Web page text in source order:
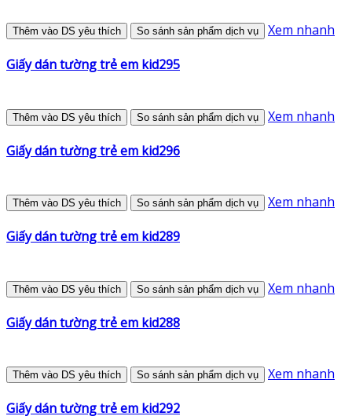
Thêm vào DS yêu thích So sánh sản phẩm dịch vụ Xem nhanh
Giấy dán tường trẻ em kid295
Thêm vào DS yêu thích So sánh sản phẩm dịch vụ Xem nhanh
Giấy dán tường trẻ em kid296
Thêm vào DS yêu thích So sánh sản phẩm dịch vụ Xem nhanh
Giấy dán tường trẻ em kid289
Thêm vào DS yêu thích So sánh sản phẩm dịch vụ Xem nhanh
Giấy dán tường trẻ em kid288
Thêm vào DS yêu thích So sánh sản phẩm dịch vụ Xem nhanh
Giấy dán tường trẻ em kid292